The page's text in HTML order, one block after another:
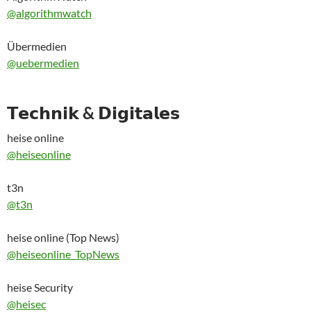
@algorithmwatch
Übermedien
@uebermedien
𝗧𝗲𝗰𝗵𝗻𝗶𝗸 & 𝗗𝗶𝗴𝗶𝘁𝗮𝗹𝗲𝘀
heise online
@heiseonline
t3n
@t3n
heise online (Top News)
@heiseonline_TopNews
heise Security
@heisec